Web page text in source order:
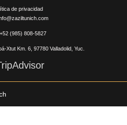
+52 (985) 808-5827
Xtut Km. 6, 97780 Valladolid, Yuc.
de privacidad